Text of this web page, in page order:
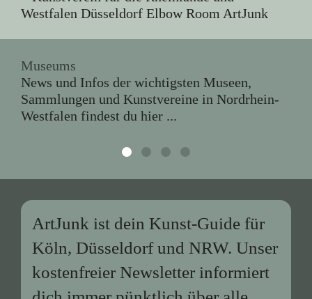
Museums
News und Infos der wichtigsten Museen,
Sammlungen und Kunstvereine in Nordrhein-
Westfalen findest du hier ...
ArtJunk ist dein Kunst-Guide für
Köln, Düsseldorf und NRW. Unser
kostenfreier Newsletter informiert